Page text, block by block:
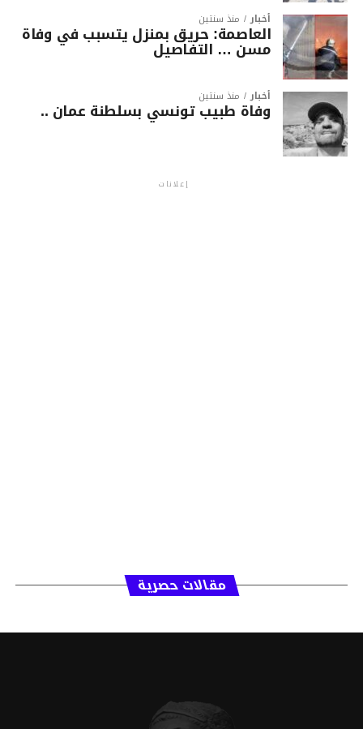
أخبار منذ سنتين
العاصمة: حريق بمنزل يتسبب في وفاة
مسن … التفاصيل
أخبار منذ سنتين
وفاة طبيب تونسي بسلطنة عمان ..
إعلانات
مقالات حصرية